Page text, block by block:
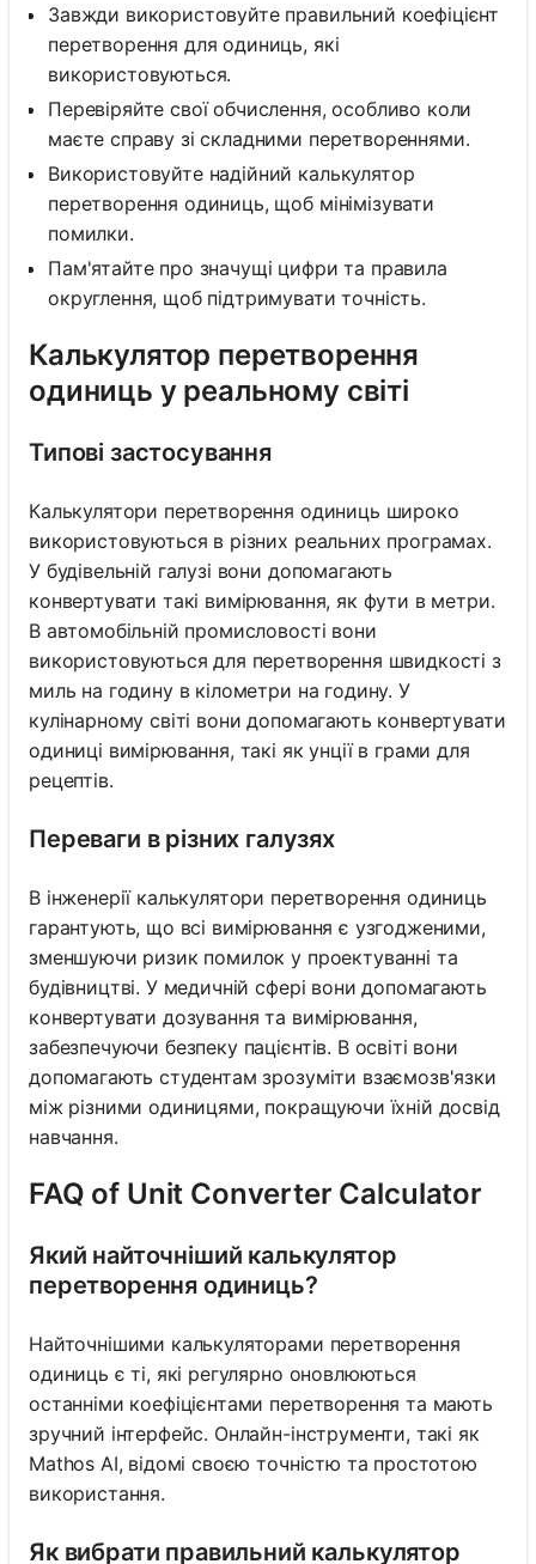
Завжди використовуйте правильний коефіцієнт
перетворення для одиниць, які
використовуються.
Перевіряйте свої обчислення, особливо коли
маєте справу зі складними перетвореннями.
Використовуйте надійний калькулятор
перетворення одиниць, щоб мінімізувати
помилки.
Пам'ятайте про значущі цифри та правила
округлення, щоб підтримувати точність.
Калькулятор перетворення
одиниць у реальному світі
Типові застосування
Калькулятори перетворення одиниць широко
використовуються в різних реальних програмах.
У будівельній галузі вони допомагають
конвертувати такі вимірювання, як фути в метри.
В автомобільній промисловості вони
використовуються для перетворення швидкості з
миль на годину в кілометри на годину. У
кулінарному світі вони допомагають конвертувати
одиниці вимірювання, такі як унції в грами для
рецептів.
Переваги в різних галузях
В інженерії калькулятори перетворення одиниць
гарантують, що всі вимірювання є узгодженими,
зменшуючи ризик помилок у проектуванні та
будівництві. У медичній сфері вони допомагають
конвертувати дозування та вимірювання,
забезпечуючи безпеку пацієнтів. В освіті вони
допомагають студентам зрозуміти взаємозв'язки
між різними одиницями, покращуючи їхній досвід
навчання.
FAQ of Unit Converter Calculator
Який найточніший калькулятор
перетворення одиниць?
Найточнішими калькуляторами перетворення
одиниць є ті, які регулярно оновлюються
останніми коефіцієнтами перетворення та мають
зручний інтерфейс. Онлайн-інструменти, такі як
Mathos AI, відомі своєю точністю та простотою
використання.
Як вибрати правильний калькулятор